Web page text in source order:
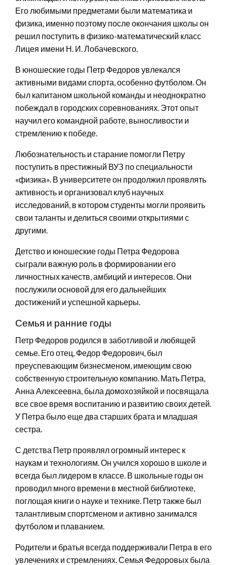
Его любимыми предметами были математика и
физика, именно поэтому после окончания школы он
решил поступить в физико-математический класс
Лицея имени Н. И. Лобачевского.
В юношеские годы Петр Федоров увлекался
активными видами спорта, особенно футболом. Он
был капитаном школьной команды и неоднократно
побеждал в городских соревнованиях. Этот опыт
научил его командной работе, выносливости и
стремлению к победе.
Любознательность и старание помогли Петру
поступить в престижный ВУЗ по специальности
«физика». В университете он продолжил проявлять
активность и организовал клуб научных
исследований, в котором студенты могли проявить
свои таланты и делиться своими открытиями с
другими.
Детство и юношеские годы Петра Федорова
сыграли важную роль в формировании его
личностных качеств, амбиций и интересов. Они
послужили основой для его дальнейших
достижений и успешной карьеры.
Семья и ранние годы
Петр Федоров родился в заботливой и любящей
семье. Его отец, Федор Федорович, был
преуспевающим бизнесменом, имеющим свою
собственную строительную компанию. Мать Петра,
Анна Алексеевна, была домохозяйкой и посвящала
все свое время воспитанию и развитию своих детей.
У Петра было еще два старших брата и младшая
сестра.
С детства Петр проявлял огромный интерес к
наукам и технологиям. Он учился хорошо в школе и
всегда был лидером в классе. В школьные годы он
проводил много времени в местной библиотеке,
поглощая книги о науке и технике. Петр также был
талантливым спортсменом и активно занимался
футболом и плаванием.
Родители и братья всегда поддерживали Петра в его
увлечениях и стремлениях. Семья Федоровых была